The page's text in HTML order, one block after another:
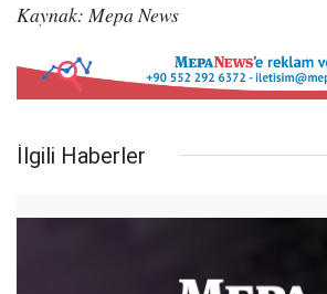
Kaynak: Mepa News
İlgili Haberler